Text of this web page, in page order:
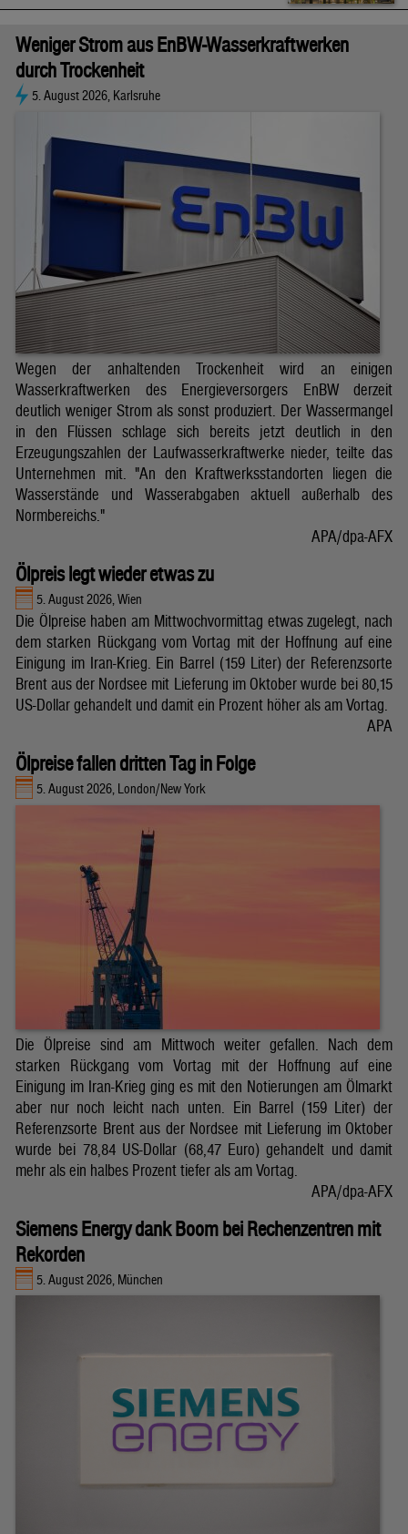
Weniger Strom aus EnBW-Wasserkraftwerken
durch Trockenheit
5. August 2026, Karlsruhe
Wegen der anhaltenden Trockenheit wird an einigen
Wasserkraftwerken des Energieversorgers EnBW derzeit
deutlich weniger Strom als sonst produziert. Der Wassermangel
in den Flüssen schlage sich bereits jetzt deutlich in den
Erzeugungszahlen der Laufwasserkraftwerke nieder, teilte das
Unternehmen mit. "An den Kraftwerksstandorten liegen die
Wasserstände und Wasserabgaben aktuell außerhalb des
Normbereichs."
APA/dpa-AFX
Ölpreis legt wieder etwas zu
5. August 2026, Wien
Die Ölpreise haben am Mittwochvormittag etwas zugelegt, nach
dem starken Rückgang vom Vortag mit der Hoffnung auf eine
Einigung im Iran-Krieg. Ein Barrel (159 Liter) der Referenzsorte
Brent aus der Nordsee mit Lieferung im Oktober wurde bei 80,15
US-Dollar gehandelt und damit ein Prozent höher als am Vortag.
APA
Ölpreise fallen dritten Tag in Folge
5. August 2026, London/New York
Die Ölpreise sind am Mittwoch weiter gefallen. Nach dem
starken Rückgang vom Vortag mit der Hoffnung auf eine
Einigung im Iran-Krieg ging es mit den Notierungen am Ölmarkt
aber nur noch leicht nach unten. Ein Barrel (159 Liter) der
Referenzsorte Brent aus der Nordsee mit Lieferung im Oktober
wurde bei 78,84 US-Dollar (68,47 Euro) gehandelt und damit
mehr als ein halbes Prozent tiefer als am Vortag.
APA/dpa-AFX
Siemens Energy dank Boom bei Rechenzentren mit
Rekorden
5. August 2026, München